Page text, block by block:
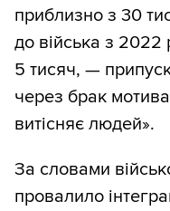
приблизно з 30
до війська з
5 тисяч, —
через брак
витісняє людей».
За словами
провалило